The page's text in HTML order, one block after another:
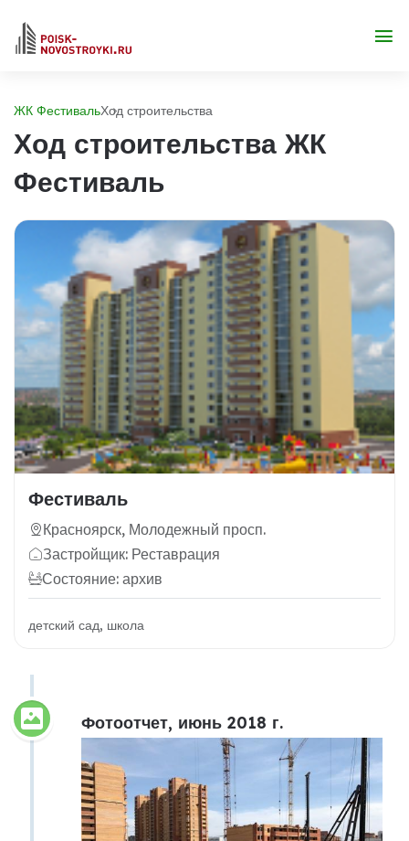
ЖК ФестивальХод строительства
Ход строительства ЖК
Фестиваль
Фестиваль
Красноярск, Молодежный просп.
Застройщик: Реставрация
Состояние: архив
детский сад, школа
Фотоотчет, июнь 2018 г.